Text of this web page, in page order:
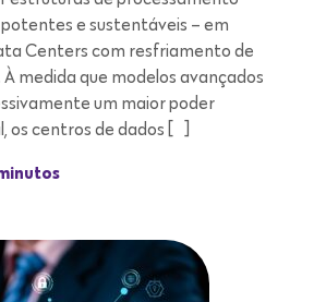
e sustentáveis – em
Centers com resfriamento de
medida que modelos avançados
um maior poder
os centros de dados […]